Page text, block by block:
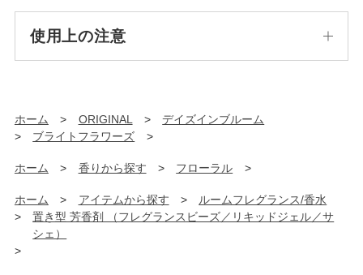
使用上の注意
ホーム > ORIGINAL >
デイズインブルーム
>
ブライトフラワーズ >
ホーム > 香りから探す > フローラル >
ホーム > アイテムから探す >
ルームフレグランス/香水
>
置き型 芳香剤 （フレグランスビーズ／リキッドジェル／サ
シェ）
>